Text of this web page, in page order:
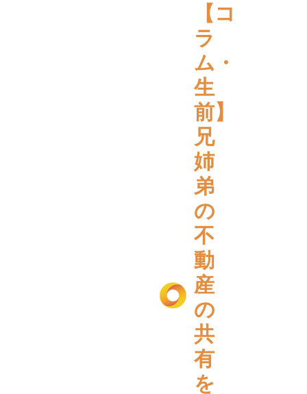
【コ
ラ
ム・
生
前】
兄
姉
弟
の
不
動
産
の
共
有
を